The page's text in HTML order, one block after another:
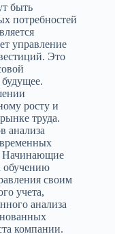
быть
потребностей
управление
Это
росту и
труда.
анализа
Начинающие
обучению
своим
учета,
анализа
компании.